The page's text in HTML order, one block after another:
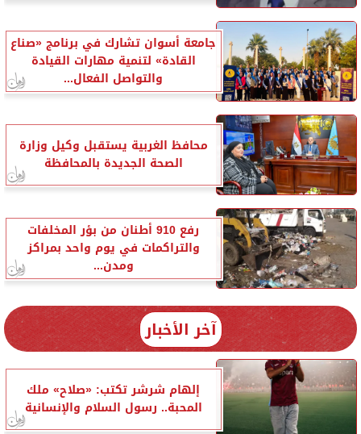
جامعة أسوان تشارك في برنامج «صناع
القادة» لتنمية مهارات القيادة
والتواصل الفعال...
محافظ الغربية يستقبل وكيل وزارة
الصحة الجديدة بالمحافظة
رفع 910 أطنان من بؤر المخلفات
والتراكمات في يوم واحد بمراكز
ومدن...
آخر الأخبار
إلهام شرشر تكتب: «صلاح» ملك
المحبة.. رسول السلام والإنسانية